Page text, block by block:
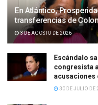
En Atlántico,
transferencias de
3 DE AGOSTO DE 2026
Escándalo
congresista
acusaciones
30 DE JULIO DE